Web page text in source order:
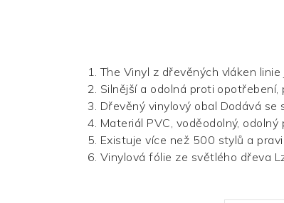
1. The Vinyl z dřevěných vláken
2. Silnější a odolná proti opotřebení,
3. Dřevěný vinylový obal Dodává se
4. Materiál PVC, voděodolný,
5. Existuje více než 500 stylů a
6. Vinylová fólie ze světlého dřeva